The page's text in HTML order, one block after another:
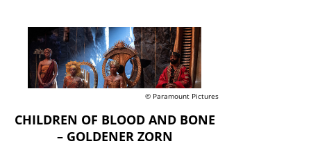
© Paramount Pictures
CHILDREN OF BLOOD AND BONE
– GOLDENER ZORN